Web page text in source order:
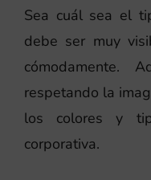
Sea cuál sea el
debe ser muy
cómodamente.
respetando la
los colores y
corporativa.